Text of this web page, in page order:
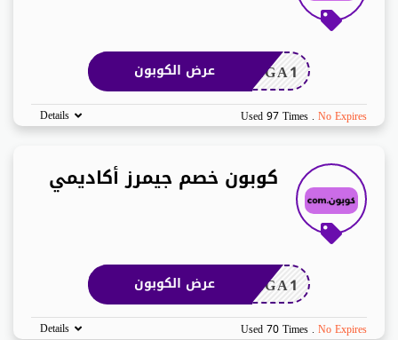
2GA1 عرض الكوبون
Used 97 Times . No Expires
Details
كوبون خصم جيمرز أكاديمي
2GA1 عرض الكوبون
Used 70 Times . No Expires
Details